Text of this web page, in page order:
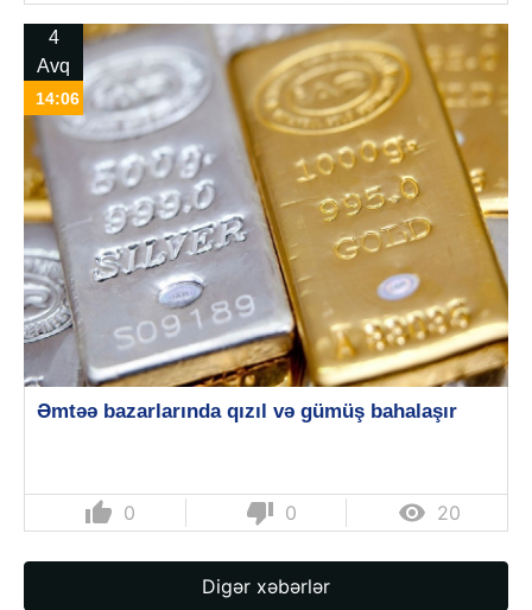
4
Avq
14:06
Əmtəə bazarlarında qızıl və gümüş bahalaşır
thumb_up 0 thumb_down 0  20
Digər xəbərlər